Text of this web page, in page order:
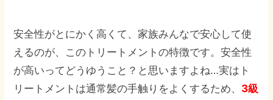
安全性がとにかく高くて、家族みんなで安心して使
えるのが、このトリートメントの特徴です。安全性
が高いってどうゆうこと？と思いますよね…実はト
リートメントは通常髪の手触りをよくするため、 3級